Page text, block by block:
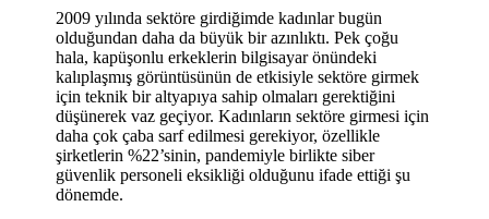
2009 yılında sektöre girdiğimde kadınlar bugün
olduğundan daha da büyük bir azınlıktı. Pek çoğu
hala, kapüşonlu erkeklerin bilgisayar önündeki
kalıplaşmış görüntüsünün de etkisiyle sektöre girmek
için teknik bir altyapıya sahip olmaları gerektiğini
düşünerek vaz geçiyor. Kadınların sektöre girmesi için
daha çok çaba sarf edilmesi gerekiyor, özellikle
şirketlerin %22’sinin, pandemiyle birlikte siber
güvenlik personeli eksikliği olduğunu ifade ettiği şu
dönemde.